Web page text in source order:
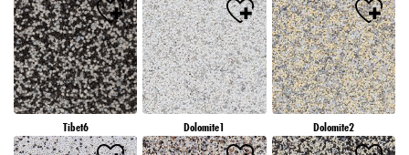
Tibet6 Dolomite1 Dolomite2